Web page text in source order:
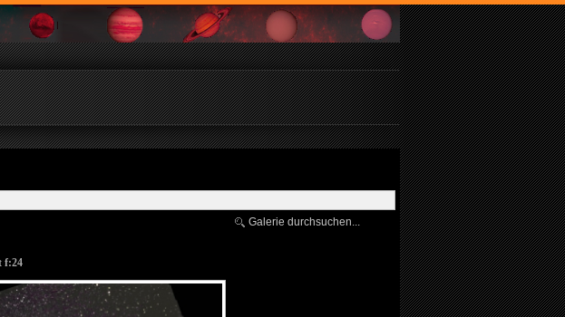
f:24